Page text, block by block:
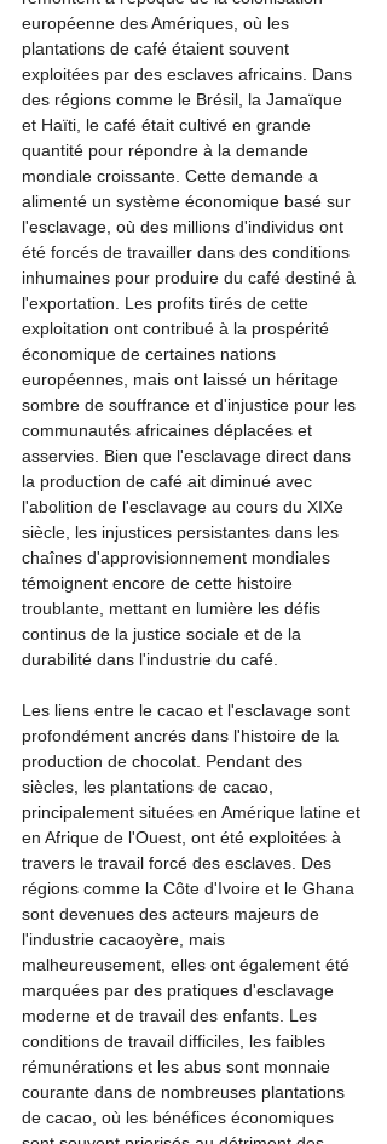
européenne des Amériques, où les
plantations de café étaient souvent
exploitées par des esclaves africains. Dans
des régions comme le Brésil, la Jamaïque
et Haïti, le café était cultivé en grande
quantité pour répondre à la demande
mondiale croissante. Cette demande a
alimenté un système économique basé sur
l'esclavage, où des millions d'individus ont
été forcés de travailler dans des conditions
inhumaines pour produire du café destiné à
l'exportation. Les profits tirés de cette
exploitation ont contribué à la prospérité
économique de certaines nations
européennes, mais ont laissé un héritage
sombre de souffrance et d'injustice pour les
communautés africaines déplacées et
asservies. Bien que l'esclavage direct dans
la production de café ait diminué avec
l'abolition de l'esclavage au cours du XIXe
siècle, les injustices persistantes dans les
chaînes d'approvisionnement mondiales
témoignent encore de cette histoire
troublante, mettant en lumière les défis
continus de la justice sociale et de la
durabilité dans l'industrie du café.
Les liens entre le cacao et l'esclavage sont
profondément ancrés dans l'histoire de la
production de chocolat. Pendant des
siècles, les plantations de cacao,
principalement situées en Amérique latine et
en Afrique de l'Ouest, ont été exploitées à
travers le travail forcé des esclaves. Des
régions comme la Côte d'Ivoire et le Ghana
sont devenues des acteurs majeurs de
l'industrie cacaoyère, mais
malheureusement, elles ont également été
marquées par des pratiques d'esclavage
moderne et de travail des enfants. Les
conditions de travail difficiles, les faibles
rémunérations et les abus sont monnaie
courante dans de nombreuses plantations
de cacao, où les bénéfices économiques